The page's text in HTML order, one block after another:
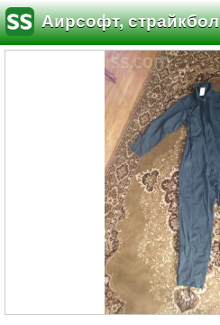
Аирсофт, страйкбол